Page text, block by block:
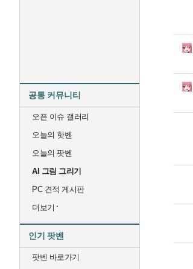
공통 커뮤니티
오픈 이슈 갤러리
오늘의 핫벤
오늘의 팟벤
AI 그림 그리기
PC 견적 게시판
더보기
인기 팟벤
팟벤 바로가기